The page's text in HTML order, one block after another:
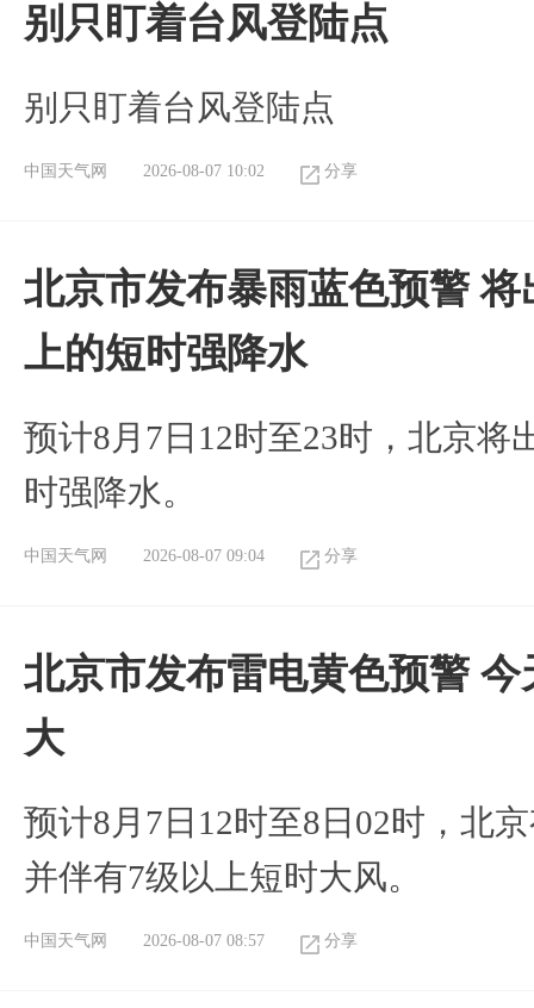
别只盯着台风登陆点
别只盯着台风登陆点
中国天气网 2026-08-07 10:02 分享
北京市发布暴雨蓝色预警
上的短时强降水
预计8月7日12时至23时，北京将
时强降水。
中国天气网 2026-08-07 09:04 分享
北京市发布雷电黄色预警
大
预计8月7日12时至8日02时，北
并伴有7级以上短时大风。
中国天气网 2026-08-07 08:57 分享